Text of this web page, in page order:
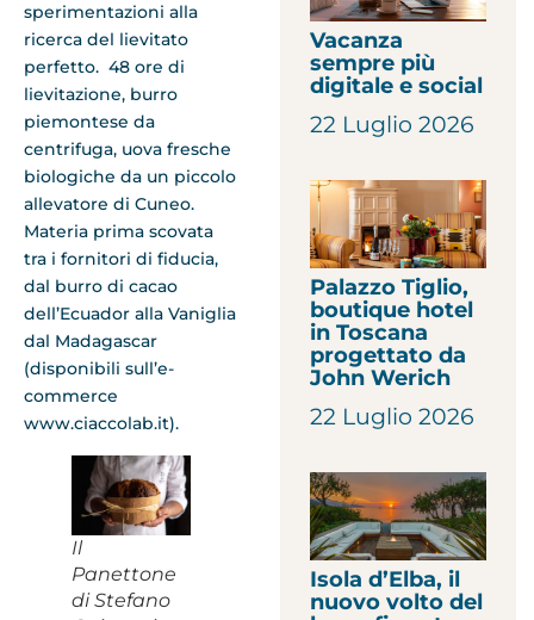
sperimentazioni alla
ricerca del lievitato
perfetto. 48 ore di
lievitazione, burro
piemontese da
centrifuga, uova fresche
biologiche da un piccolo
allevatore di Cuneo.
Materia prima scovata
tra i fornitori di fiducia,
dal burro di cacao
dell’Ecuador alla Vaniglia
dal Madagascar
(disponibili sull’e-
commerce
www.ciaccolab.it).
Il
Panettone
di Stefano
Vacanza
sempre più
digitale e social
22 Luglio 2026
Palazzo Tiglio,
boutique hotel
in Toscana
progettato da
John Werich
22 Luglio 2026
Isola d’Elba, il
nuovo volto del